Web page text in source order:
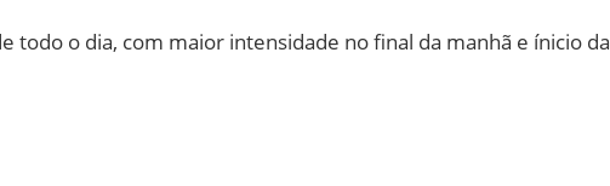
todo o dia, com maior intensidade no final da manhã e ínicio da